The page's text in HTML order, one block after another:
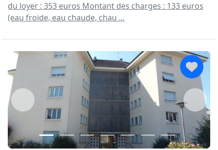
du loyer : 353 euros Montant des charges : 133 euros
(eau froide, eau chaude, chau ...